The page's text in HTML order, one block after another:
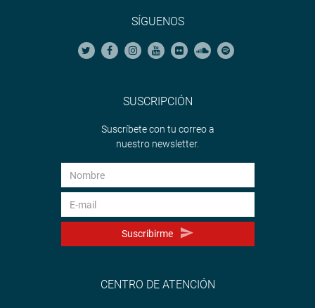
SÍGUENOS
SUSCRIPCIÓN
Suscríbete con tu correo a
nuestro newsletter.
Suscribirme
CENTRO DE ATENCIÓN